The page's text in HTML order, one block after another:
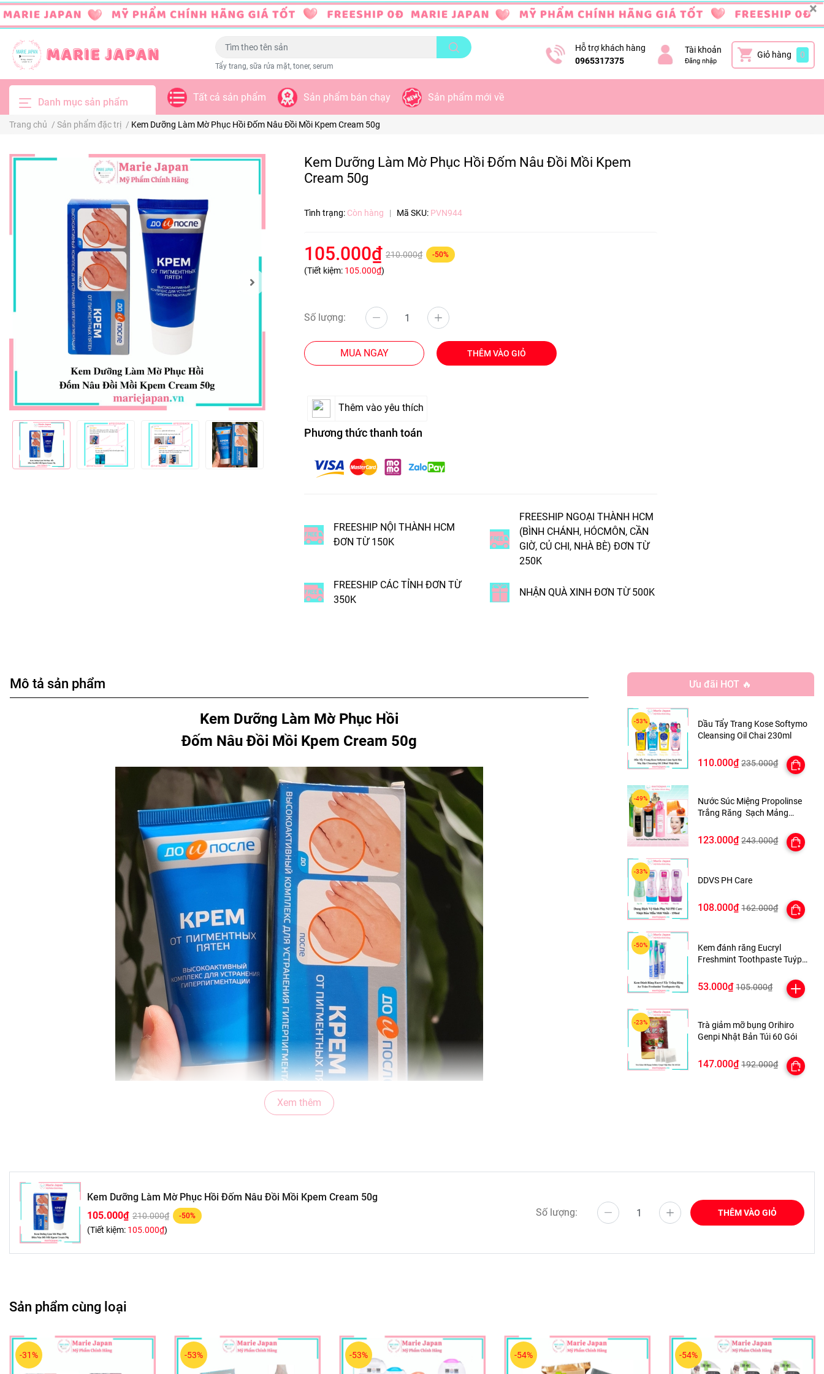
×
Tẩy trang, sữa rửa mặt, toner, serum
Hỗ trợ khách hàng
0965317375
Tài khoản
Đăng nhập
Giỏ hàng 0
Danh mục sản phẩm Tất cả sản phẩm Sản phẩm bán chạy Sản phẩm mới về
Trang chủ / Sản phẩm đặc trị / Kem Dưỡng Làm Mờ Phục Hồi Đốm Nâu Đồi Mồi Kpem Cream 50g
Kem Dưỡng Làm Mờ Phục Hồi Đốm Nâu Đồi Mồi Kpem
Cream 50g
Tình trạng: Còn hàng | Mã SKU: PVN944
105.000₫ 210.000₫ -50%
(Tiết kiệm: 105.000₫)
Số lượng:
MUA NGAY THÊM VÀO GIỎ
Thêm vào yêu thích
Phương thức thanh toán
FREESHIP NỘI THÀNH HCM
ĐƠN TỪ 150K
FREESHIP NGOẠI THÀNH HCM
(BÌNH CHÁNH, HÓCMÔN, CẦN
GIỜ, CỦ CHI, NHÀ BÈ) ĐƠN TỪ
250K
FREESHIP CÁC TỈNH ĐƠN TỪ
350K
NHẬN QUÀ XINH ĐƠN TỪ 500K
Mô tả sản phẩm
Kem Dưỡng Làm Mờ Phục Hồi
Đốm Nâu Đồi Mồi Kpem Cream 50g
HÃNG SẢN XUẤT: KPEM
CHỨC NĂNG KHÁI QUÁT: Giảm đồi mồi, đốm nâu
QUY CÁCH ĐÓNG GÓI: Tuýp 50g
THÍCH HỢP VỚI: Mọi loại da
Xem thêm
Ưu đãi HOT 🔥
Dầu Tẩy Trang Kose Softymo
Cleansing Oil Chai 230ml
110.000₫ 235.000₫
Nước Súc Miệng Propolinse
Trắng Răng Sạch Mảng
123.000₫ 243.000₫
DDVS PH Care
108.000₫ 162.000₫
Kem đánh răng Eucryl
Freshmint Toothpaste Tuýp
53.000₫ 105.000₫
Trà giảm mỡ bụng Orihiro
Genpi Nhật Bản Túi 60 Gói
147.000₫ 192.000₫
Kem Dưỡng Làm Mờ Phục Hồi Đốm Nâu Đồi Mồi Kpem Cream 50g
105.000₫ 210.000₫ -50%
(Tiết kiệm: 105.000₫)
Số lượng: THÊM VÀO GIỎ
Sản phẩm cùng loại
-31% -53% -53% -54% -54%